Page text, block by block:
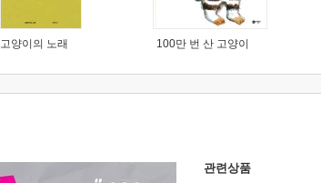
고양이의 노래 100만 번 산 고양이
관련상품